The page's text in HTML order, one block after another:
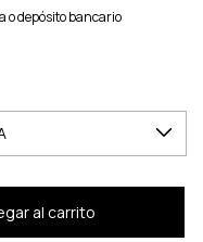
o depósito bancario